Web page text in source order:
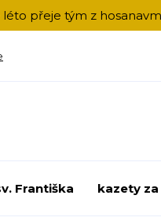
přeje tým z
Františka kazety za